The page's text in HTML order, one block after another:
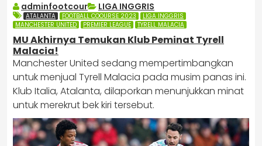
adminfootcour LIGA INGGRIS
ATALANTA FOOTBALL COOURSE 2023
LIGA INGGRIS
MANCHESTER UNITED
PREMIER LEAGUE TYRELL MALACIA
MU Akhirnya Temukan Klub Peminat Tyrell
Malacia!
Manchester United sedang mempertimbangkan
untuk menjual Tyrell Malacia pada musim panas ini​.
Klub Italia, Atalanta, dilaporkan menunjukkan minat
untuk merekrut bek kiri tersebut.